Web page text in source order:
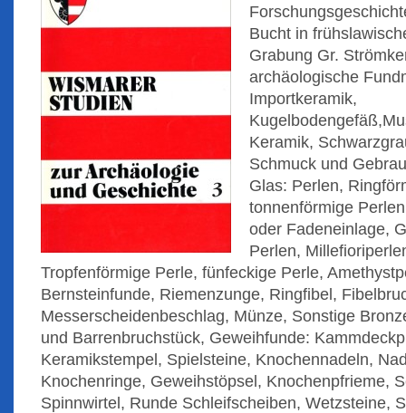
Bucht in
Grabung Gr.
archäologische
Importkeramik,
Keramik,
Schmuck und
Glas: Perlen,
tonnenförmige
oder Fadeneinlage,
Perlen,
Tropfenförmige Perle, fünfeckige Perle,
Bernsteinfunde, Riemenzunge, Ringfibel,
Messerscheidenbeschlag, Münze, Sonstige
und Barrenbruchstück, Geweihfunde:
Keramikstempel, Spielsteine, Knochennadeln,
Knochenringe, Geweihstöpsel, Knochenpfrieme,
Spinnwirtel, Runde Schleifscheiben, Wetzsteine,